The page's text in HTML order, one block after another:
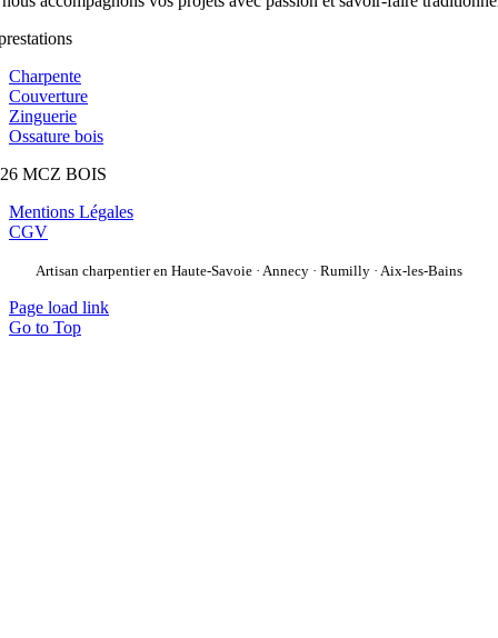
Charpente
Couverture
Zinguerie
Ossature bois
MCZ BOIS
Mentions Légales
CGV
Artisan charpentier en Haute-Savoie · Annecy · Rumilly · Aix-les-Bains
Page load link
Go to Top